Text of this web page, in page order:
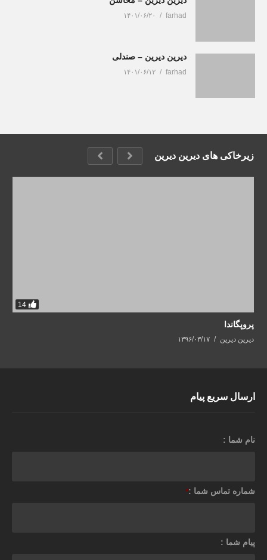
farhad ۱۴۰۱/۰۶/۲۰
دیرین دیرین – صندلی
farhad ۱۴۰۱/۰۶/۱۲
زیرخاکی های دیرین دیرین
14
پروپگاندا
دیرین دیرین ۱۳۹۶/۰۳/۱۷
ارسال سریع پیام
نام شما :
شماره تماس شما :*
پیام شما :